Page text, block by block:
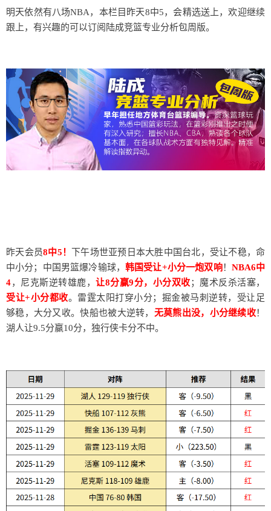
明天依然有八场NBA，本栏目昨天8中5，会精选送上，欢迎继续
跟上，有兴趣的可以订阅陆成竞篮专业分析包周版。
昨天会员8中5！ 下午场世亚预日本大胜中国台北，受让不稳，命
中小分；中国男篮爆冷输球， 韩国受让+小分一炮双响！ NBA6中
4，尼克斯逆转雄鹿， 让8分赢9分，小分双收；魔术反杀活塞，
受让+小分都收。雷霆太阳打穿小分；掘金被马刺逆转，受让足
够稳，大分又收。快船也被大逆转， 无莫熊出没，小分继续收！
湖人让9.5分赢10分，独行侠卡分不中。